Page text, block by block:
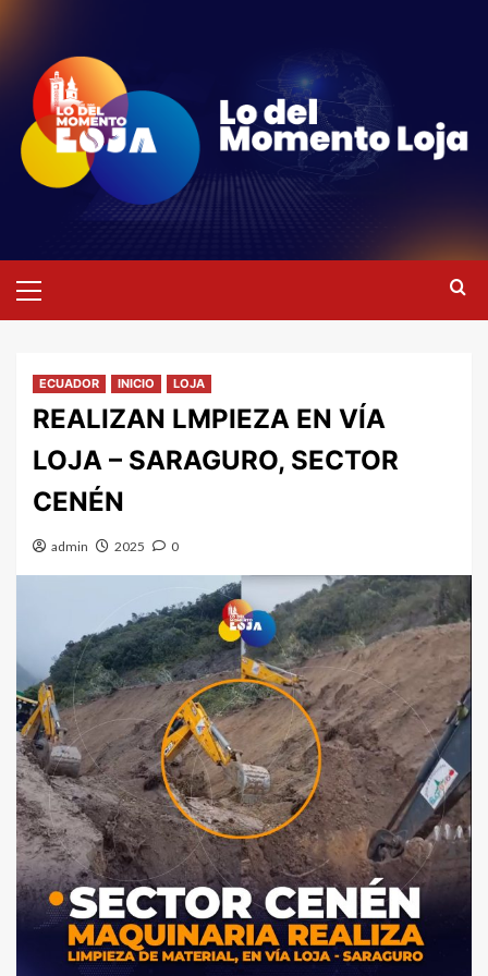
contenido
primario
ECUADOR INICIO LOJA
REALIZAN LMPIEZA EN VÍA
LOJA – SARAGURO, SECTOR
CENÉN
admin 2025 0